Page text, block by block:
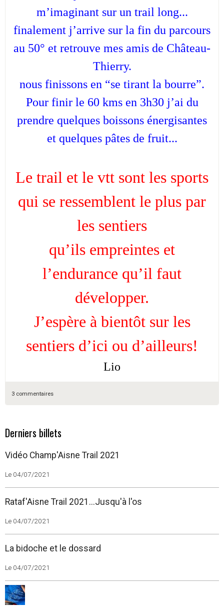
m’imaginant sur un trail long...
finalement j’arrive sur la fin du parcours
au 50° et retrouve mes amis de Château-
Thierry.
nous finissons en “se tirant la bourre”.
Pour finir le 60 kms en 3h30 j’ai du
prendre quelques boissons énergisantes
et quelques pâtes de fruit...
Le trail et le vtt sont les sports
qui se ressemblent le plus par
les sentiers
qu’ils empreintes et
l’endurance qu’il faut
développer.
J’espère à bientôt sur les
sentiers d’ici ou d’ailleurs!
Lio
3 commentaires
Derniers billets
Vidéo Champ'Aisne Trail 2021
Le 04/07/2021
Rataf'Aisne Trail 2021...Jusqu'à l'os
Le 04/07/2021
La bidoche et le dossard
Le 04/07/2021